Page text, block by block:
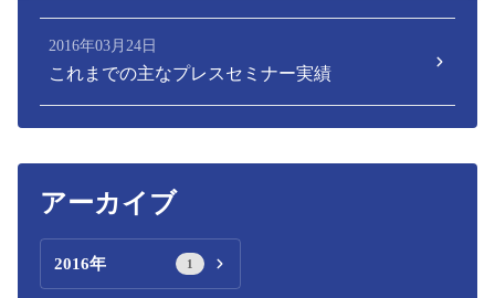
2016年03月24日
これまでの主なプレスセミナー実績
アーカイブ
2016年 1